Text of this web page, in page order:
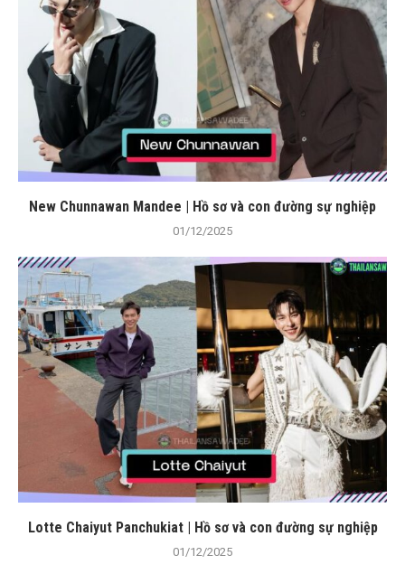
New Chunnawan Mandee | Hồ sơ và con đường sự nghiệp
01/12/2025
Lotte Chaiyut Panchukiat | Hồ sơ và con đường sự nghiệp
01/12/2025